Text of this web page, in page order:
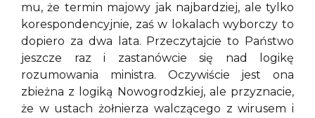
mu, że termin majowy jak najbardziej, ale tylko
korespondencyjnie, zaś w lokalach wyborczy to
dopiero za dwa lata. Przeczytajcie to Państwo
jeszcze raz i zastanówcie się nad logikę
rozumowania ministra. Oczywiście jest ona
zbieżna z logiką Nowogrodzkiej, ale przyznacie,
że w ustach żołnierza walczącego z wirusem i